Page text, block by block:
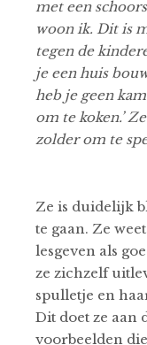
met een
woon ik. Dit is
tegen de
je een huis
heb je geen
om te koken.’
zolder om te
Ze is duidelijk
te gaan. Ze
lesgeven als
ze zichzelf
spulletje en
Dit doet ze aan
voorbeelden